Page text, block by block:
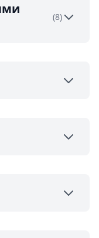
(8)